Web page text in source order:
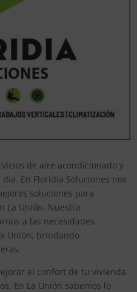
de aire acondicionado y
En Floridia Soluciones nos
soluciones para
La Unión. Nuestra
a las necesidades
Unión, brindando
el confort de tu vivienda
En La Unión sabemos lo